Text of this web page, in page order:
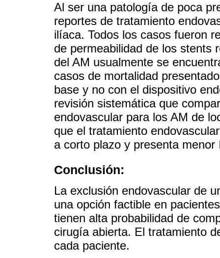
Al ser una patología de poca
reportes de tratamiento
ilíaca. Todos los casos fueron
de permeabilidad de los stents
del AM usualmente se
casos de mortalidad
base y no con el dispositivo
revisión sistemática que
endovascular para los AM de
que el tratamiento
a corto plazo y presenta
Conclusión:
La exclusión endovascular de
una opción factible en
tienen alta probabilidad de
cirugía abierta. El tratamiento
cada paciente.